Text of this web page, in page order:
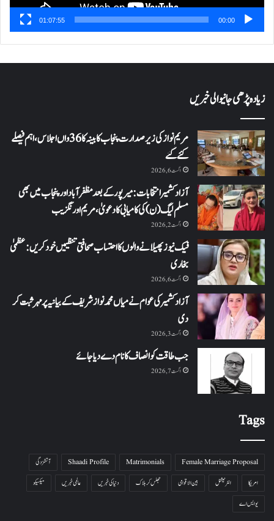
00:00
01:07:55
زیادہ پڑھی جانیوالی خبریں
مریم نواز کی زیر صدارت پنجاب کابینہ کا 36واں اجلاس،اہم فیصلے
کئے گئے
اگست 6, 2026
آزاد کشمیر انتخابات: میرپور کے بعد مظفرآباد اور پنجاب میں بھی
مسلم لیگ (ن) کی کامیابی کا دعویٰ، مریم اورنگزیب
اگست 2, 2026
فیک نیوز پھیلانے والوں کا احتساب صحافتی تنظیمیں خود کریں: عظمیٰ
بخاری
اگست 6, 2026
آزاد کشمیر کی عوام نے میاں محمد نواز شریف کے بیانیہ پر مہر ثبت کر
دی
اگست 3, 2026
جب طاقت کو انصاف کا نام دے دیا جائے
اگست 7, 2026
Tags
Female Marriage Proposal
Matrimonials
Shaadi Profile
آتشزدگی
امریکا
انٹرنیشنل بین الاقوامی جھلس کر ہلاک دنیا کی خبریں عالمی خبریں
میکسیکو
یو ایس اے